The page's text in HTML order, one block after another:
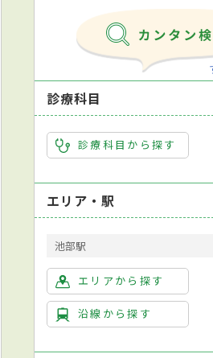
診療科目
診療科目から探す
エリア・駅
池部駅
エリアから探す
沿線から探す